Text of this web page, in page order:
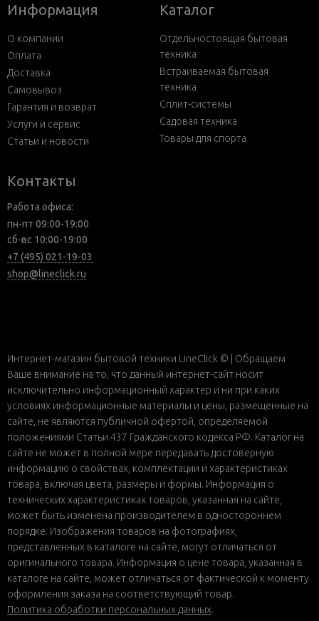
Информация
О компании
Оплата
Доставка
Самовывоз
Гарантия и возврат
Услуги и сервис
Статьи и новости
Каталог
Отдельностоящая бытовая
техника
Встраиваемая бытовая
техника
Сплит-системы
Садовая техника
Товары для спорта
Контакты
Работа офиса:
пн-пт 09:00-19:00
сб-вс 10:00-19:00
+7 (495) 021-19-03
shop@lineclick.ru
Интернет-магазин бытовой техники LineClick © | Обращаем
Ваше внимание на то, что данный интернет-сайт носит
исключительно информационный характер и ни при каких
условиях информационные материалы и цены, размещенные на
сайте, не являются публичной офертой, определяемой
положениями Статьи 437 Гражданского кодекса РФ. Каталог на
сайте не может в полной мере передавать достоверную
информацию о свойствах, комплектации и характеристиках
товара, включая цвета, размеры и формы. Информация о
технических характеристиках товаров, указанная на сайте,
может быть изменена производителем в одностороннем
порядке. Изображения товаров на фотографиях,
представленных в каталоге на сайте, могут отличаться от
оригинального товара. Информация о цене товара, указанная в
каталоге на сайте, может отличаться от фактической к моменту
оформления заказа на соответствующий товар.
Политика обработки персональных данных.